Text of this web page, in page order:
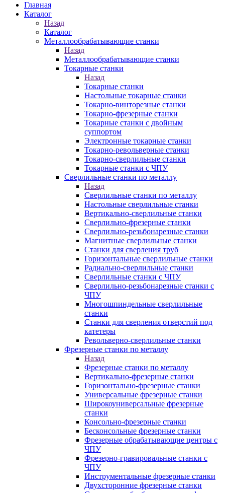
Главная
Каталог
Назад
Каталог
Металлообрабатывающие станки
Назад
Металлообрабатывающие станки
Токарные станки
Назад
Токарные станки
Настольные токарные станки
Токарно-винторезные станки
Токарно-фрезерные станки
Токарные станки с двойным
суппортом
Электронные токарные станки
Токарно-револьверные станки
Токарно-сверлильные станки
Токарные станки с ЧПУ
Сверлильные станки по металлу
Назад
Сверлильные станки по металлу
Настольные сверлильные станки
Вертикально-сверлильные станки
Сверлильно-фрезерные станки
Сверлильно-резьбонарезные станки
Магнитные сверлильные станки
Станки для сверления труб
Горизонтальные сверлильные станки
Радиально-сверлильные станки
Сверлильные станки с ЧПУ
Сверлильно-резьбонарезные станки с
ЧПУ
Многошпиндельные сверлильные
станки
Станки для сверления отверстий под
катетеры
Револьверно-сверлильные станки
Фрезерные станки по металлу
Назад
Фрезерные станки по металлу
Вертикально-фрезерные станки
Горизонтально-фрезерные станки
Универсальные фрезерные станки
Широкоуниверсальные фрезерные
станки
Консольно-фрезерные станки
Бесконсольные фрезерные станки
Фрезерные обрабатывающие центры с
ЧПУ
Фрезерно-гравировальные станки с
ЧПУ
Инструментальные фрезерные станки
Двухсторонние фрезерные станки